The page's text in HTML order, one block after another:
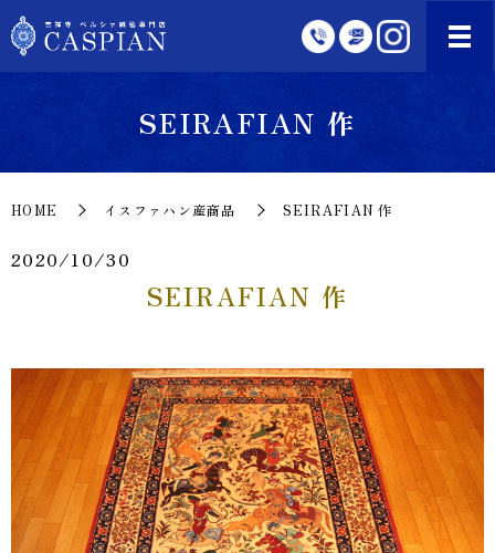
SEIRAFIAN 作
HOME イスファハン産商品 SEIRAFIAN 作
2020/10/30
SEIRAFIAN 作